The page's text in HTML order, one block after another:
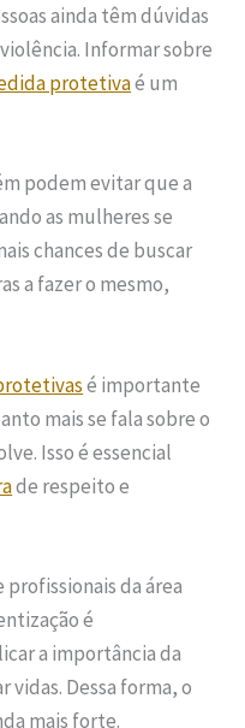
ainda têm dúvidas
Informar sobre
protetivaé um
podem evitar que a
as mulheres se
chances de buscar
a fazer o mesmo,
é importante
mais se fala sobre o
Isso é essencial
de respeito e
profissionais da área
é
a importância da
vidas. Dessa forma, o
mais forte.